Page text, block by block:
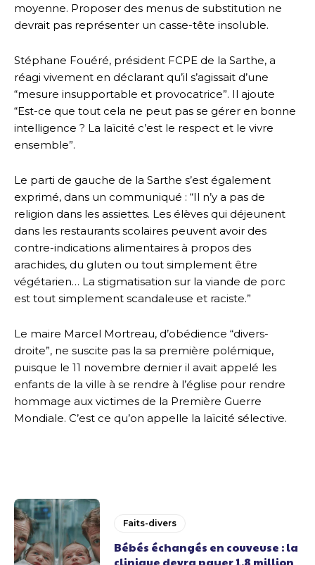
moyenne. Proposer des menus de substitution ne
devrait pas représenter un casse-tête insoluble.
Stéphane Fouéré, président FCPE de la Sarthe, a
réagi vivement en déclarant qu’il s’agissait d’une
“mesure insupportable et provocatrice”. Il ajoute
“Est-ce que tout cela ne peut pas se gérer en bonne
intelligence ? La laïcité c’est le respect et le vivre
ensemble”.
Le parti de gauche de la Sarthe s’est également
exprimé, dans un communiqué : “Il n’y a pas de
religion dans les assiettes. Les élèves qui déjeunent
dans les restaurants scolaires peuvent avoir des
contre-indications alimentaires à propos des
arachides, du gluten ou tout simplement être
végétarien… La stigmatisation sur la viande de porc
est tout simplement scandaleuse et raciste.”
Le maire Marcel Mortreau, d’obédience “divers-
droite”, ne suscite pas la sa première polémique,
puisque le 11 novembre dernier il avait appelé les
enfants de la ville à se rendre à l’église pour rendre
hommage aux victimes de la Première Guerre
Mondiale. C’est ce qu’on appelle la laïcité sélective.
Faits-divers
Bébés échangés en couveuse : la
clinique devra payer 1,8 million